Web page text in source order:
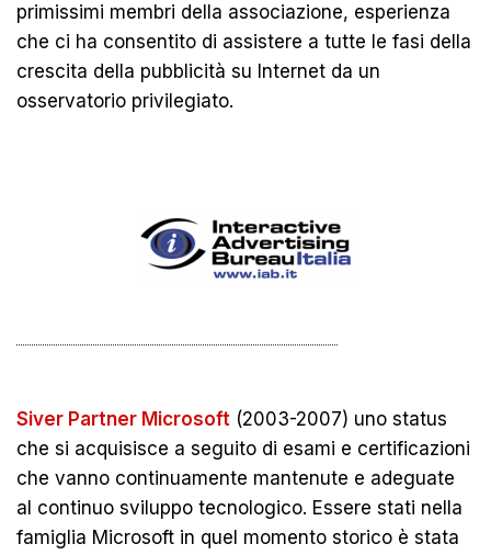
primissimi membri della associazione, esperienza
che ci ha consentito di assistere a tutte le fasi della
crescita della pubblicità su Internet da un
osservatorio privilegiato.
Siver Partner Microsoft (2003-2007) uno status
che si acquisisce a seguito di esami e certificazioni
che vanno continuamente mantenute e adeguate
al continuo sviluppo tecnologico. Essere stati nella
famiglia Microsoft in quel momento storico è stata